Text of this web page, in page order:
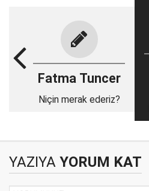
Fatma Tuncer
Niçin merak ederiz?
YAZIYA YORUM KAT